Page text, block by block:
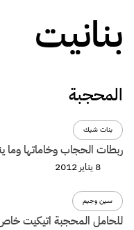
بنانيت
المحجبة
بنات شيك
ربطات الحجاب وخاماتها
8 يناير 2012
سين وجيم
للحامل المحجبة اتيكيت